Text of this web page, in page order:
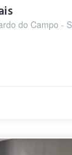
do Campo -